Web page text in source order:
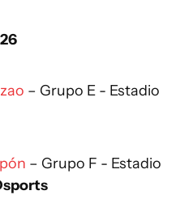
– Grupo E - Estadio
– Grupo F - Estadio